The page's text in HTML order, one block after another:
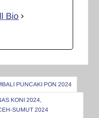
Bio
PUNCAKI PON 2024
KONI 2024,
SUMUT 2024